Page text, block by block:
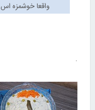
واقعا خوشمزه اس
.